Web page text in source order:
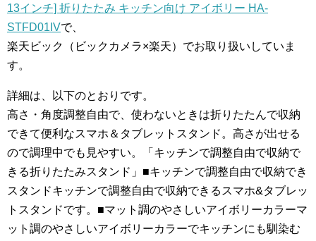
13インチ] 折りたたみ キッチン向け アイボリー HA-
STFD01IVで、
楽天ビック（ビックカメラ×楽天）でお取り扱いしていま
す。
詳細は、以下のとおりです。
高さ・角度調整自由で、使わないときは折りたたんで収納
できて便利なスマホ＆タブレットスタンド。高さが出せる
ので調理中でも見やすい。「キッチンで調整自由で収納で
きる折りたたみスタンド」■キッチンで調整自由で収納でき
スタンドキッチンで調整自由で収納できるスマホ&タブレッ
トスタンドです。■マット調のやさしいアイボリーカラーマ
ット調のやさしいアイボリーカラーでキッチンにも馴染む